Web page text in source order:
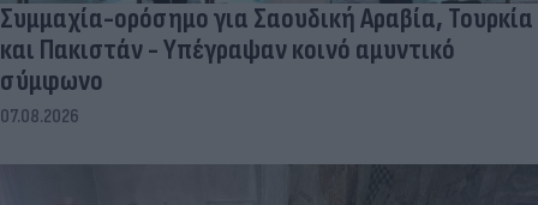
Συμμαχία-ορόσημο για Σαουδική Αραβία, Τουρκία
και Πακιστάν - Υπέγραψαν κοινό αμυντικό
σύμφωνο
07.08.2026